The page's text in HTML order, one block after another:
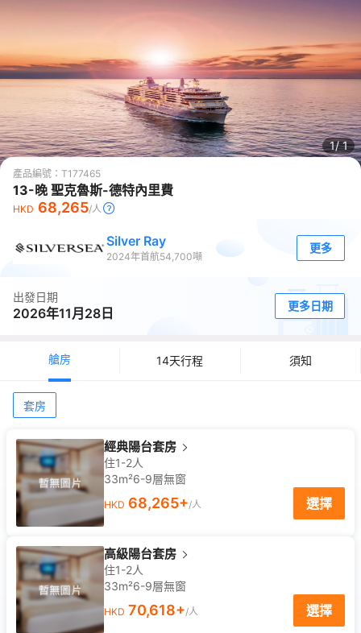
1/1
產品編號： T177465
13-晚 聖克魯斯-德特內里費
HKD 68,265/人
Silver Ray
2024年首航54,700噸
更多
出發日期
2026年11月28日 更多日期
艙房 14天行程 須知
套房
經典陽台套房
住1-2人
33m²6-9層無窗
HKD 68,265+/人 選擇
高級陽台套房
住1-2人
33m²6-9層無窗
HKD 70,618+/人 選擇